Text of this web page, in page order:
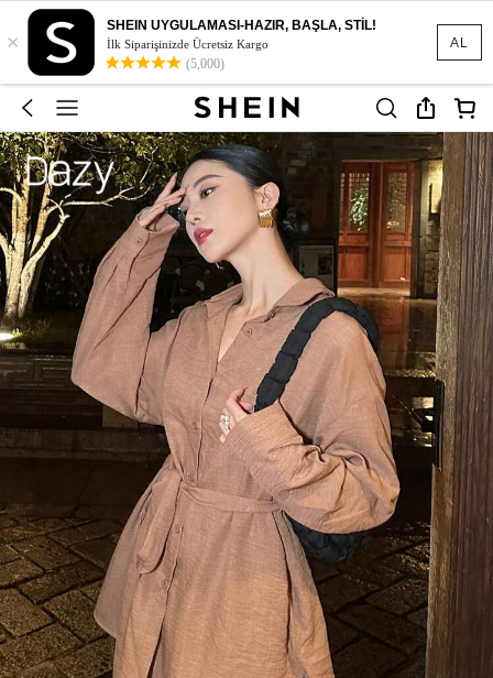
AL
×
SHEIN UYGULAMASI-HAZIR, BAŞLA, STİL!
İlk Siparişinizde Ücretsiz Kargo
(5,000)